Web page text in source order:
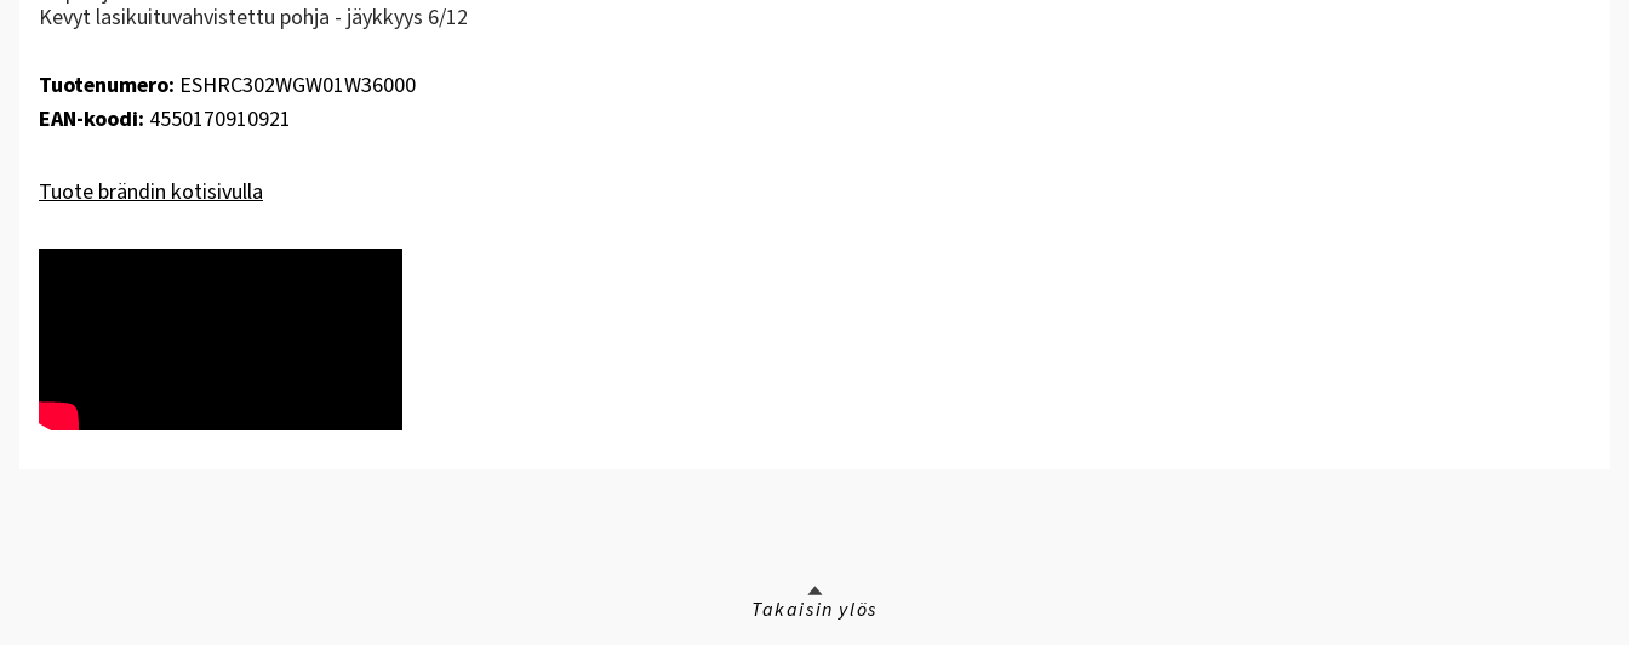
Kevyt lasikuituvahvistettu pohja - jäykkyys 6/12
Tuotenumero: ESHRC302WGW01W36000
EAN-koodi: 4550170910921
Tuote brändin kotisivulla
Takaisin ylös